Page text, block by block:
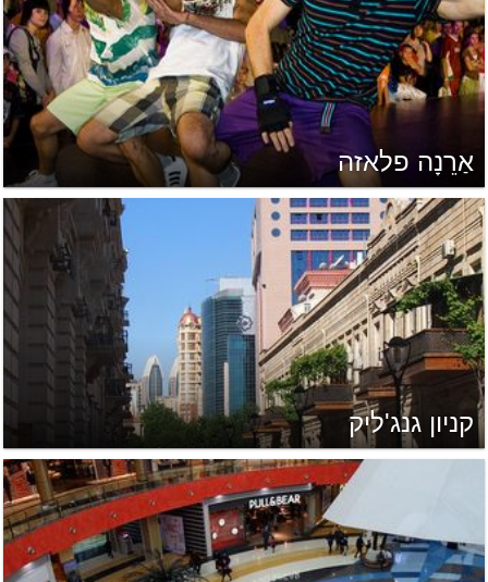
אַרֵנָה פלאזה
קניון גנג'ליק